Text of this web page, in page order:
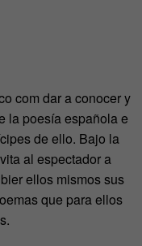
com dar a conocer y
la poesía española e
de ello. Bajo la
al espectador a
ellos mismos sus
que para ellos